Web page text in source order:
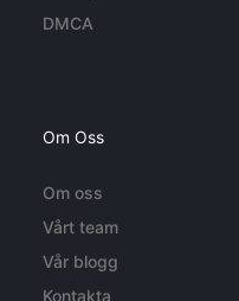
DMCA
Om Oss
Om oss
Vårt team
Vår blogg
Kontakta